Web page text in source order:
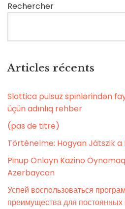
Rechercher
Articles récents
Slottica pulsuz spinlərindən
üçün adınlıq rehber
(pas de titre)
Történelme: Hogyan Játszik
Pinup Onlayn Kazino
Azerbaycan
Успей воспользоваться
преимущества для постоянных